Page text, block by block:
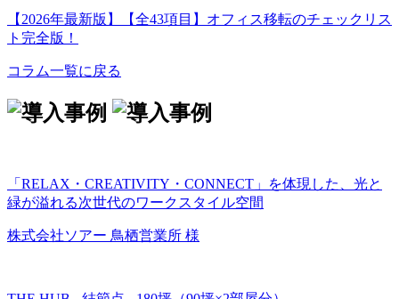
【2026年最新版】【全43項目】オフィス移転のチェックリス
ト完全版！
コラム一覧に戻る
「RELAX・CREATIVITY・CONNECT」を体現した、光と
緑が溢れる次世代のワークスタイル空間
株式会社ソアー 鳥栖営業所 様